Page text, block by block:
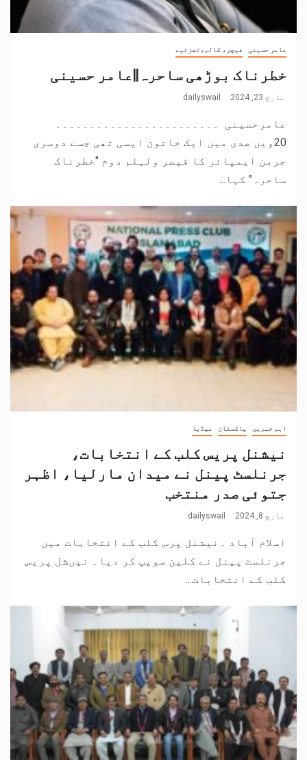
عامر حسینی فیچر، کالم،تجزئیے
خطرناک بوڑھی ساحرہ||عامر حسینی
مارچ 23, 2024 dailyswail
عامرحسینی ۔۔۔۔۔۔۔۔۔۔۔۔۔۔۔۔۔۔۔۔۔۔۔۔
20ویں صدی میں ایک خاتون ایسی تھی جسے دوسری
جرمن ایمپائر کا قیصر ولہلم دوم "خطرناک
ساحرہ" کہا...
اہم خبریں پاکستان میڈیا
نیشنل پریس کلب کے انتخابات،
جرنلسٹ پینل نے میدان مارلیا، اظہر
جتوئی صدر منتخب
مارچ 8, 2024 dailyswail
اسلام آباد ۔نیشنل پرس کلب کے انتخابات میں
جرنلسٹ پینل نے کلین سویپ کر دیا۔ نیںشل پریس
کلب کے انتخابات...